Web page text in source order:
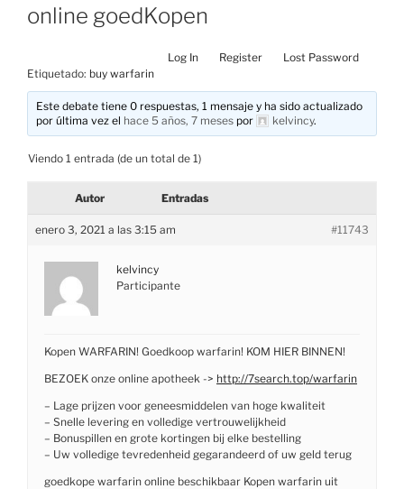
online goedKopen
Log In Register
Lost Password
Etiquetado: buy warfarin
Este debate tiene 0 respuestas, 1 mensaje y ha sido actualizado
por última vez el hace 5 años, 7 meses por kelvincy.
Viendo 1 entrada (de un total de 1)
Autor Entradas
enero 3, 2021 a las 3:15 am #11743
kelvincy
Participante
Kopen WARFARIN! Goedkoop warfarin! KOM HIER BINNEN!
BEZOEK onze online apotheek -> http://7search.top/warfarin
– Lage prijzen voor geneesmiddelen van hoge kwaliteit
– Snelle levering en volledige vertrouwelijkheid
– Bonuspillen en grote kortingen bij elke bestelling
– Uw volledige tevredenheid gegarandeerd of uw geld terug
goedkope warfarin online beschikbaar Kopen warfarin uit